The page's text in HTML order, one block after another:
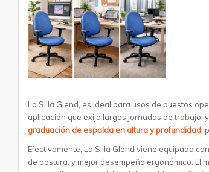
La Silla Glend, es ideal para usos de puestos
aplicación que exija largas jornadas de trabajo,
graduación de espalda en altura y profundidad,
Efectivamente, La Silla Glend viene equipado con
de postura, y mejor desempeño ergonómico. El